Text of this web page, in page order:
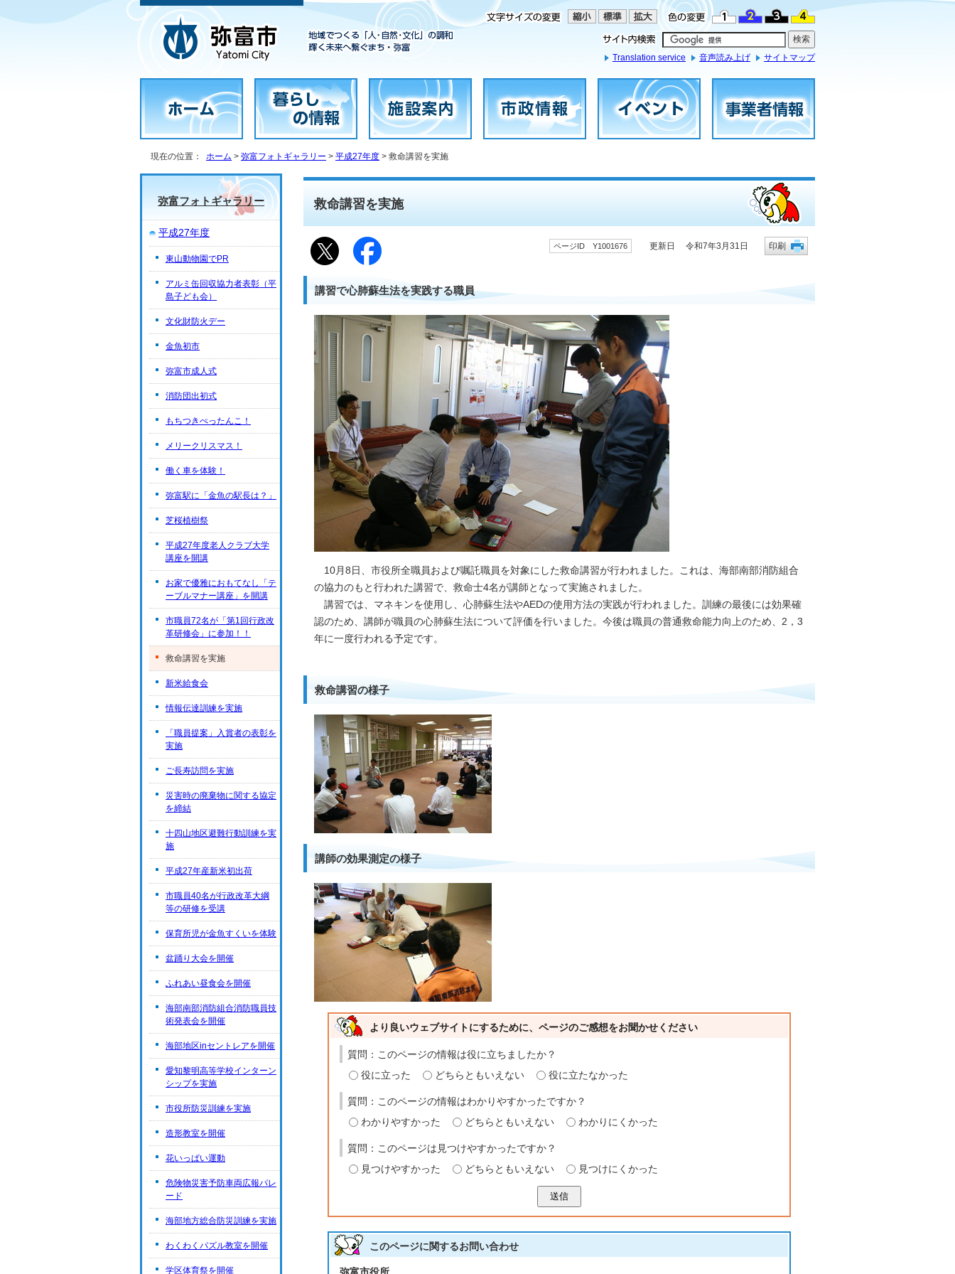
Translation service 音声読み上げ サイトマップ
現在の位置： ホーム > 弥富フォトギャラリー > 平成27年度 > 救命講習を実施
救命講習を実施
ページID Y1001676 更新日 令和7年3月31日 印刷
講習で心肺蘇生法を実践する職員
10月8日、市役所全職員および嘱託職員を対象にした救命講習が行われました。これは、海部南部消防組合
の協力のもと行われた講習で、救命士4名が講師となって実施されました。
講習では、マネキンを使用し、心肺蘇生法やAEDの使用方法の実践が行われました。訓練の最後には効果確
認のため、講師が職員の心肺蘇生法について評価を行いました。今後は職員の普通救命能力向上のため、2，3
年に一度行われる予定です。
救命講習の様子
講師の効果測定の様子
より良いウェブサイトにするために、ページのご感想をお聞かせください
質問：このページの情報は役に立ちましたか？
役に立った
どちらともいえない 役に立たなかった
質問：このページの情報はわかりやすかったですか？
わかりやすかった
どちらともいえない わかりにくかった
質問：このページは見つけやすかったですか？
見つけやすかった
どちらともいえない 見つけにくかった
送信
このページに関するお問い合わせ
弥富フォトギャラリー
平成27年度
東山動物園でPR
アルミ缶回収協力者表彰（平
島子ども会）
文化財防火デー
金魚初市
弥富市成人式
消防団出初式
もちつきぺったんこ！
メリークリスマス！
働く車を体験！
弥富駅に「金魚の駅長は？」
芝桜植樹祭
平成27年度老人クラブ大学
講座を開講
お家で優雅におもてなし「テ
ーブルマナー講座」を開講
市職員72名が「第1回行政改
革研修会」に参加！！
救命講習を実施
新米給食会
情報伝達訓練を実施
「職員提案」入賞者の表彰を
実施
ご長寿訪問を実施
災害時の廃棄物に関する協定
を締結
十四山地区避難行動訓練を実
施
平成27年産新米初出荷
市職員40名が行政改革大綱
等の研修を受講
保育所児が金魚すくいを体験
盆踊り大会を開催
ふれあい昼食会を開催
海部南部消防組合消防職員技
術発表会を開催
海部地区inセントレアを開催
愛知黎明高等学校インターン
シップを実施
市役所防災訓練を実施
造形教室を開催
花いっぱい運動
危険物災害予防車両広報パレ
ード
海部地方総合防災訓練を実施
わくわくパズル教室を開催
学区体育祭を開催